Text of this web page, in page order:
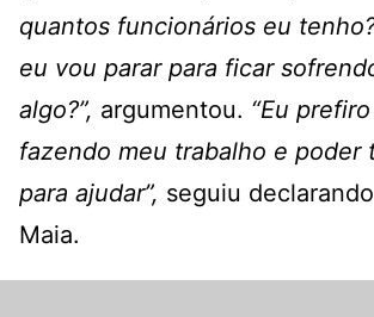
quantos funcionários eu
eu vou parar para ficar
algo?”, argumentou. “Eu
fazendo meu trabalho e poder
para ajudar”, seguiu
Maia.